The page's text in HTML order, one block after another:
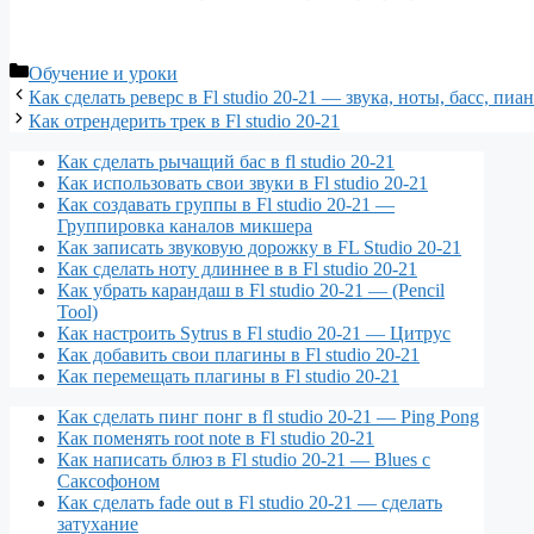
Рубрики
Обучение и уроки
Как сделать реверс в Fl studio 20-21 — звука, ноты, басс,
Как отрендерить трек в Fl studio 20-21
Как сделать рычащий бас в fl studio 20-21
Как использовать свои звуки в Fl studio 20-21
Как создавать группы в Fl studio 20-21 —
Группировка каналов микшера
Как записать звуковую дорожку в FL Studio 20-21
Как сделать ноту длиннее в в Fl studio 20-21
Как убрать карандаш в Fl studio 20-21 — (Pencil
Tool)
Как настроить Sytrus в Fl studio 20-21 — Цитрус
Как добавить свои плагины в Fl studio 20-21
Как перемещать плагины в Fl studio 20-21
Как сделать пинг понг в fl studio 20-21 — Ping Pong
Как поменять root note в Fl studio 20-21
Как написать блюз в Fl studio 20-21 — Blues с
Саксофоном
Как сделать fade out в Fl studio 20-21 — сделать
затухание